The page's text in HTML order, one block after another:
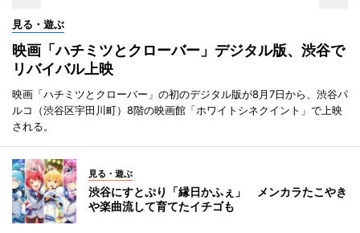
見る・遊ぶ
映画「ハチミツとクローバー」デジタル版、渋谷で
リバイバル上映
映画「ハチミツとクローバー」の初のデジタル版が8月7日から、渋谷パ
ルコ（渋谷区宇田川町）8階の映画館「ホワイトシネクイント」で上映
される。
見る・遊ぶ
渋谷にすとぷり「縁日かふぇ」 メンカラたこやき
や楽曲流して育てたイチゴも